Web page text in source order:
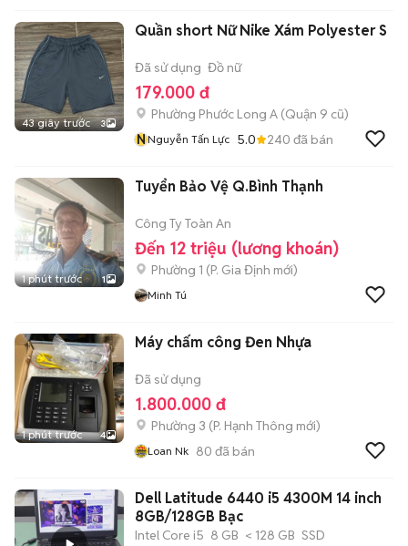
43 giây trước 3
Quần short Nữ Nike Xám Polyester S
Đã sử dụng Đồ nữ
179.000 đ
Phường Phước Long A (Quận 9 cũ)
NNguyễn Tấn Lực 5.0 240 đã bán
1 phút trước 1
Tuyển Bảo Vệ Q.Bình Thạnh
Công Ty Toàn An
Đến 12 triệu (lương khoán)
Phường 1 (P. Gia Định mới)
Minh Tú
1 phút trước 4
Máy chấm công Đen Nhựa
Đã sử dụng
1.800.000 đ
Phường 3 (P. Hạnh Thông mới)
Loan Nk 80 đã bán
Dell Latitude 6440 i5 4300M 14 inch
8GB/128GB Bạc
Intel Core i5 8 GB < 128 GB SSD